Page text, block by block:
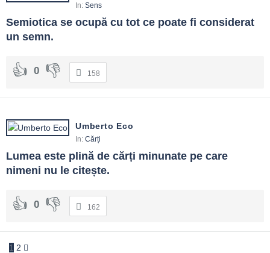
In: Sens
Semiotica se ocupă cu tot ce poate fi considerat
un semn.
0 158
Umberto Eco
In: Cărți
Lumea este plină de cărți minunate pe care
nimeni nu le citește.
0 162
1 2